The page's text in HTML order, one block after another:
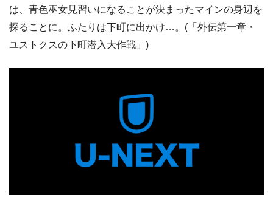
は、青色巫女見習いになることが決まったマインの身辺を
探ることに。ふたりは下町に出かけ…。(「外伝第一章・
ユストクスの下町潜入大作戦」)